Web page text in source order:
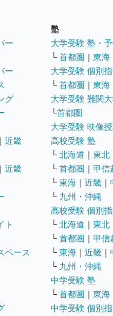
ー
ー
グ
｜ 近畿
｜ 近畿
ト
ペース
塾
大学受験 塾・
└ 首都圏 ｜ 東海
大学受験 個別
└ 首都圏 ｜ 東海
大学受験 難関
└首都圏
大学受験 映像
高校受験 塾
└ 北海道 ｜ 東北
└ 首都圏 ｜ 甲信
└ 東海 ｜ 近畿 ｜
└ 九州・沖縄
高校受験 個別
└ 北海道 ｜ 東北
└ 首都圏 ｜ 甲信
└ 東海 ｜ 近畿 ｜
└ 九州・沖縄
中学受験 塾
└ 首都圏 ｜ 東海
中学受験 個別